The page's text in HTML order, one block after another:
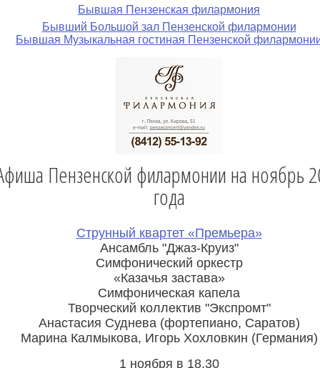
Бывшая Пензенская филармония
Бывший Большой зал Пензенской филармонии
Бывшая Музыкальная гостиная Пензенской
Пензенской филармонии на ноябрь
года
Струнный квартет «Премьера»
Ансамбль "Джаз-Круиз"
Симфонический оркестр
«Казачья застава»
Симфоническая капела
Творческий коллектив "Экспромт"
Анастасия Суднева (фортепиано, Саратов)
Марина Калмыкова, Игорь Хохловкин (Германия)
1 ноября в 18.30